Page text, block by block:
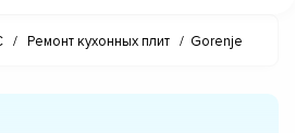
/ Ремонт кухонных плит / Gorenje